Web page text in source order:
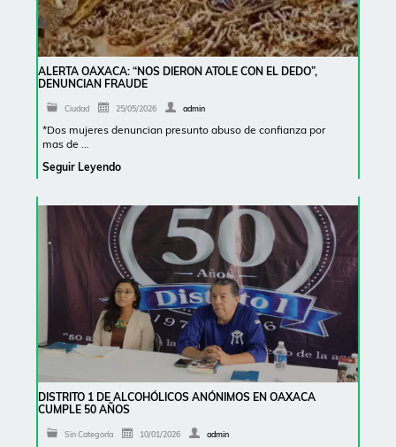
ALERTA OAXACA: “NOS DIERON ATOLE CON EL DEDO”,
DENUNCIAN FRAUDE
Ciudad 25/05/2026 admin
*Dos mujeres denuncian presunto abuso de confianza por
mas de …
Seguir Leyendo
DISTRITO 1 DE ALCOHÓLICOS ANÓNIMOS EN OAXACA
CUMPLE 50 AÑOS
Sin Categoría 10/01/2026 admin